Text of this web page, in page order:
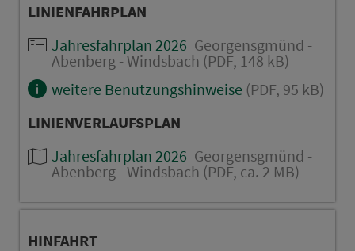
LINIENFAHRPLAN
Jahresfahrplan 2026 Georgensgmünd -
Abenberg - Windsbach (PDF, 148 kB)
weitere Benutzungshinweise (PDF, 95 kB)
LINIENVERLAUFSPLAN
Jahresfahrplan 2026 Georgensgmünd -
Abenberg - Windsbach (PDF, ca. 2 MB)
HINFAHRT